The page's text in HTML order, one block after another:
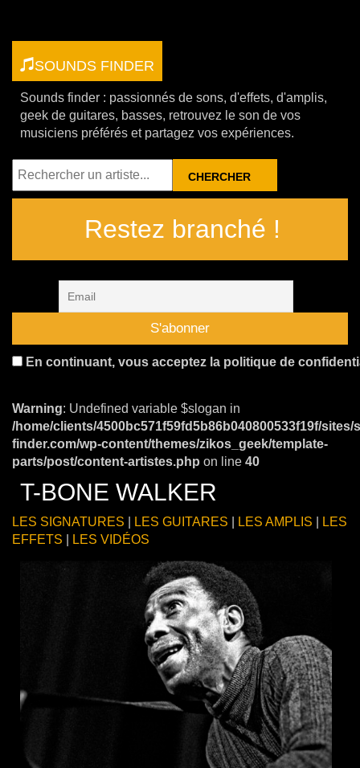
SOUNDS FINDER
Sounds finder : passionnés de sons, d'effets, d'amplis,
geek de guitares, basses, retrouvez le son de vos
musiciens préférés et partagez vos expériences.
RECHERCHER
Restez branché !
En continuant, vous acceptez la politique de
Warning: Undefined variable $slogan in
/home/clients/4500bc571f59fd5b86b040800533f19f/sites/
finder.com/wp-content/themes/zikos_geek/template-
parts/post/content-artistes.php on line 40
T-BONE WALKER
LES SIGNATURES LES GUITARES LES AMPLIS
LES
EFFETS
LES VIDÉOS